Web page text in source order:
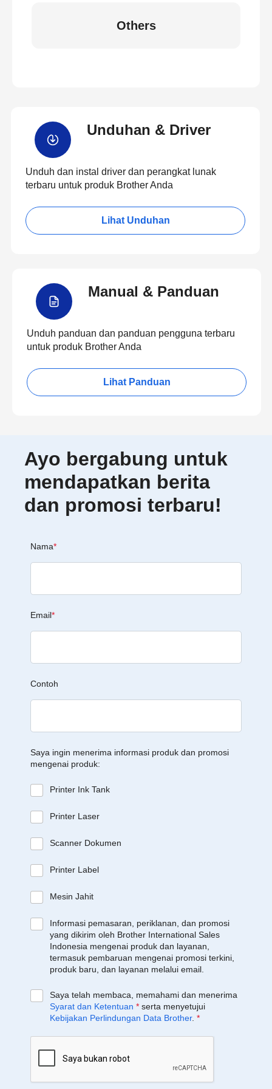
Others
Unduhan & Driver
Unduh dan instal driver dan perangkat lunak
terbaru untuk produk Brother Anda
Lihat Unduhan
Manual & Panduan
Unduh panduan dan panduan pengguna terbaru
untuk produk Brother Anda
Lihat Panduan
Ayo bergabung untuk
mendapatkan berita
dan promosi terbaru!
Nama*
Email*
Contoh
Saya ingin menerima informasi produk dan promosi
mengenai produk:
Printer Ink Tank
Printer Laser
Scanner Dokumen
Printer Label
Mesin Jahit
Informasi pemasaran, periklanan, dan promosi
yang dikirim oleh Brother International Sales
Indonesia mengenai produk dan layanan,
termasuk pembaruan mengenai promosi terkini,
produk baru, dan layanan melalui email.
Saya telah membaca, memahami dan menerima
Syarat dan Ketentuan * serta menyetujui
Kebijakan Perlindungan Data Brother. *